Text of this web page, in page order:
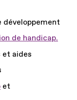
développement
de handicap.
et aides
et